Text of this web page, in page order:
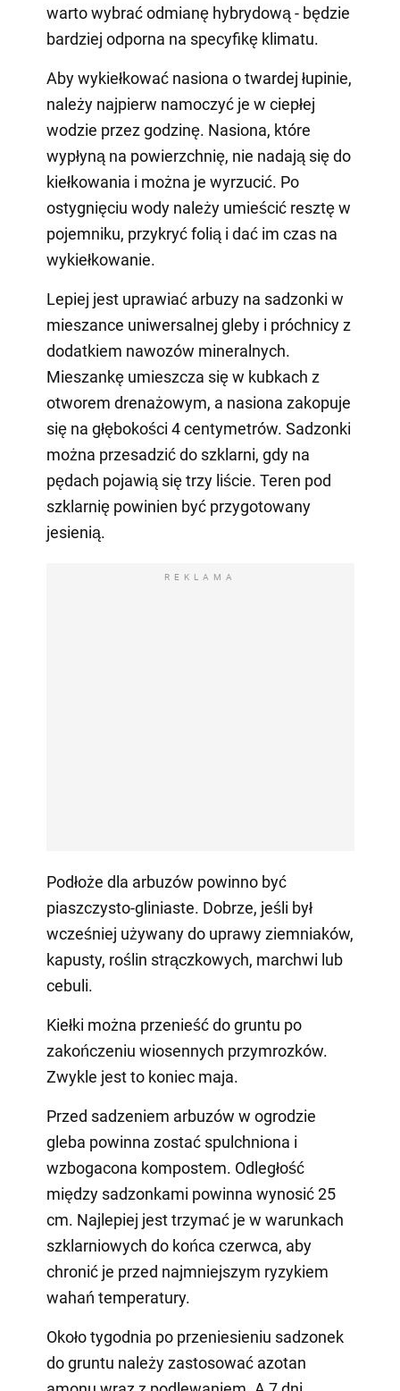
warto wybrać odmianę hybrydową - będzie
bardziej odporna na specyfikę klimatu.
Aby wykiełkować nasiona o twardej łupinie,
należy najpierw namoczyć je w ciepłej
wodzie przez godzinę. Nasiona, które
wypłyną na powierzchnię, nie nadają się do
kiełkowania i można je wyrzucić. Po
ostygnięciu wody należy umieścić resztę w
pojemniku, przykryć folią i dać im czas na
wykiełkowanie.
Lepiej jest uprawiać arbuzy na sadzonki w
mieszance uniwersalnej gleby i próchnicy z
dodatkiem nawozów mineralnych.
Mieszankę umieszcza się w kubkach z
otworem drenażowym, a nasiona zakopuje
się na głębokości 4 centymetrów. Sadzonki
można przesadzić do szklarni, gdy na
pędach pojawią się trzy liście. Teren pod
szklarnię powinien być przygotowany
jesienią.
REKLAMA
Podłoże dla arbuzów powinno być
piaszczysto-gliniaste. Dobrze, jeśli był
wcześniej używany do uprawy ziemniaków,
kapusty, roślin strączkowych, marchwi lub
cebuli.
Kiełki można przenieść do gruntu po
zakończeniu wiosennych przymrozków.
Zwykle jest to koniec maja.
Przed sadzeniem arbuzów w ogrodzie
gleba powinna zostać spulchniona i
wzbogacona kompostem. Odległość
między sadzonkami powinna wynosić 25
cm. Najlepiej jest trzymać je w warunkach
szklarniowych do końca czerwca, aby
chronić je przed najmniejszym ryzykiem
wahań temperatury.
Około tygodnia po przeniesieniu sadzonek
do gruntu należy zastosować azotan